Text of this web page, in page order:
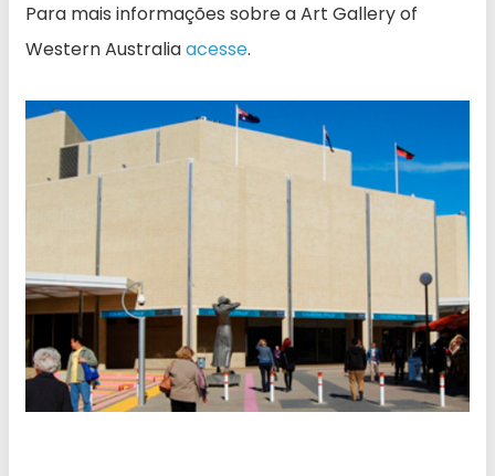
Para mais informações sobre a Art Gallery of
Western Australiaacesse.